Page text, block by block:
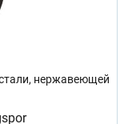
нержавеющей